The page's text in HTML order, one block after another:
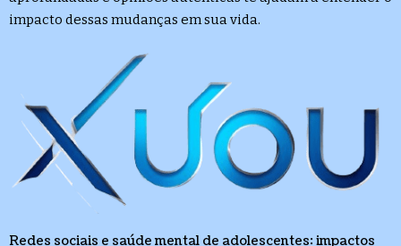
impacto dessas mudanças em sua vida.
Redes sociais e saúde mental de adolescentes: impactos